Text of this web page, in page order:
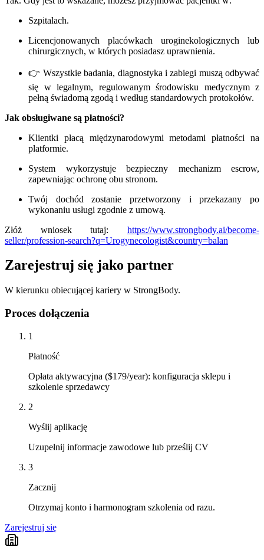
Szpitalach.
Licencjonowanych placówkach uroginekologicznych lub
chirurgicznych, w których posiadasz uprawnienia.
👉 Wszystkie badania, diagnostyka i zabiegi muszą odbywać
się w legalnym, regulowanym środowisku medycznym z
pełną świadomą zgodą i według standardowych protokołów.
Jak obsługiwane są płatności?
Klientki płacą międzynarodowymi metodami płatności na
platformie.
System wykorzystuje bezpieczny mechanizm escrow,
zapewniając ochronę obu stronom.
Twój dochód zostanie przetworzony i przekazany po
wykonaniu usługi zgodnie z umową.
Złóż wniosek tutaj: https://www.strongbody.ai/become-
seller/profession-search?q=Urogynecologist&country=balan
Zarejestruj się jako partner
W kierunku obiecującej kariery w StrongBody.
Proces dołączenia
1
Płatność
Opłata aktywacyjna ($179/year): konfiguracja sklepu i
szkolenie sprzedawcy
2
Wyślij aplikację
Uzupełnij informacje zawodowe lub prześlij CV
3
Zacznij
Otrzymaj konto i harmonogram szkolenia od razu.
Zarejestruj się